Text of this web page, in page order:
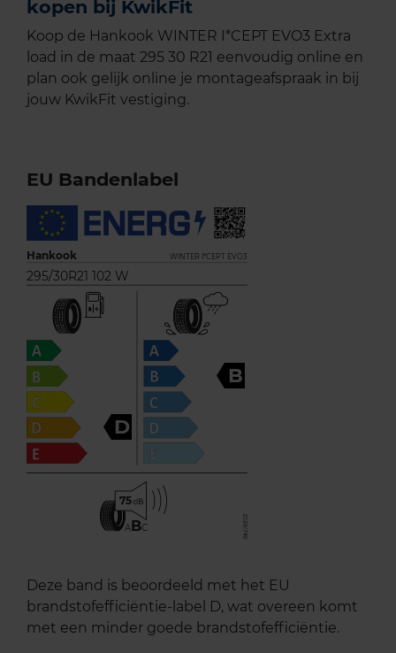
kopen bij KwikFit
Koop de Hankook WINTER I*CEPT EVO3 Extra
load in de maat 295 30 R21 eenvoudig online en
plan ook gelijk online je montageafspraak in bij
jouw KwikFit vestiging.
EU Bandenlabel
Hankook WINTER I*CEPT EVO3
295/30R21 102 W
D
B
75
ABC
Deze band is beoordeeld met het EU
brandstofefficiëntie-label D, wat overeen komt
met een minder goede brandstofefficiëntie.